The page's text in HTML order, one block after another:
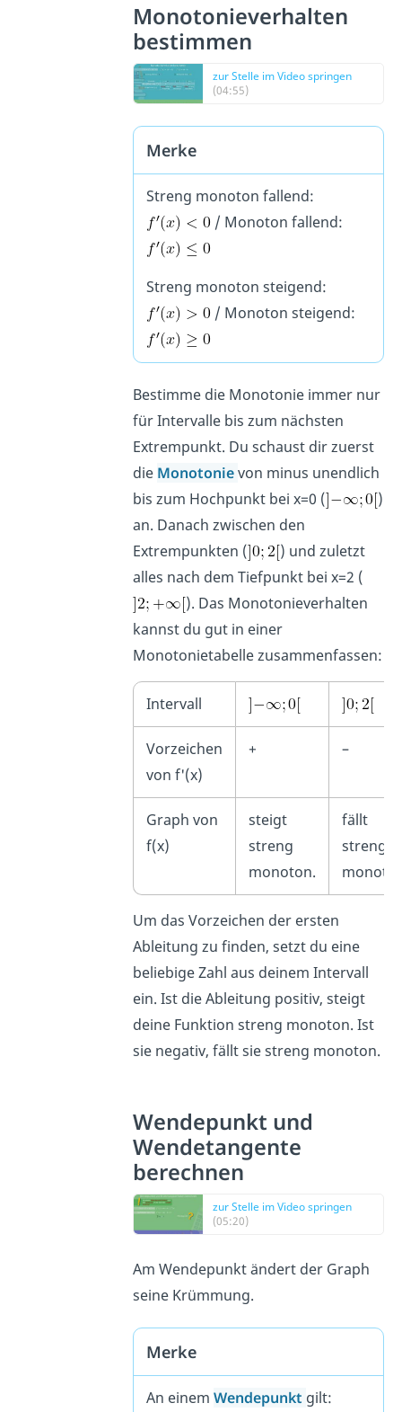
Monotonieverhalten
bestimmen
zur Stelle im Video springen
(04:55)
Merke
Streng monoton fallend:
/ Monoton fallend:
Streng monoton steigend:
/ Monoton steigend:
Bestimme die Monotonie immer nur
für Intervalle bis zum nächsten
Extrempunkt. Du schaust dir zuerst
die Monotonievon minus unendlich
bis zum Hochpunkt bei x=0 (
)
an. Danach zwischen den
Extrempunkten (
) und zuletzt
alles nach dem Tiefpunkt bei x=2 (
). Das Monotonieverhalten
kannst du gut in einer
Monotonietabelle zusammenfassen:
Intervall
Vorzeichen
von f'(x)
+ –
Graph von
f(x)
steigt
streng
monoton.
fällt
streng
Um das Vorzeichen der ersten
Ableitung zu finden, setzt du eine
beliebige Zahl aus deinem Intervall
ein. Ist die Ableitung positiv, steigt
deine Funktion streng monoton. Ist
sie negativ, fällt sie streng monoton.
Wendepunkt und
Wendetangente
berechnen
zur Stelle im Video springen
(05:20)
Am Wendepunkt ändert der Graph
seine Krümmung.
Merke
An einemWendepunkt gilt: